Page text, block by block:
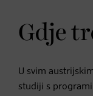
Gdje
U svim
studiji s